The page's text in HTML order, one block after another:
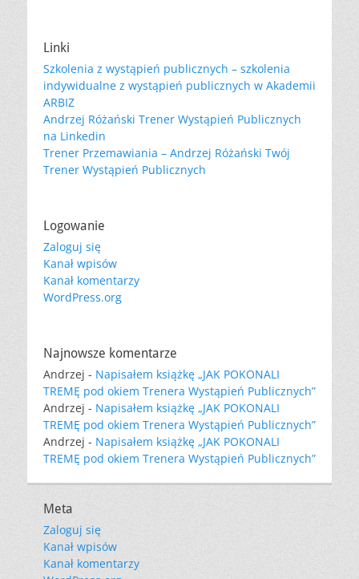
Linki
Szkolenia z wystąpień publicznych – szkolenia
indywidualne z wystąpień publicznych w Akademii
ARBIZ
Andrzej Różański Trener Wystąpień Publicznych
na Linkedin
Trener Przemawiania – Andrzej Różański Twój
Trener Wystąpień Publicznych
Logowanie
Zaloguj się
Kanał wpisów
Kanał komentarzy
WordPress.org
Najnowsze komentarze
Andrzej - Napisałem książkę „JAK POKONALI
TREMĘ pod okiem Trenera Wystąpień Publicznych”
Andrzej - Napisałem książkę „JAK POKONALI
TREMĘ pod okiem Trenera Wystąpień Publicznych”
Andrzej - Napisałem książkę „JAK POKONALI
TREMĘ pod okiem Trenera Wystąpień Publicznych”
Meta
Zaloguj się
Kanał wpisów
Kanał komentarzy